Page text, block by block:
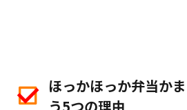
ほっかほっか弁当か